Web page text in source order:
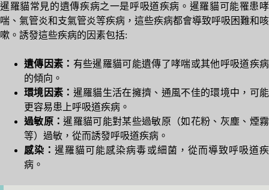
暹羅貓常見的遺傳疾病之一是呼吸道疾病。暹羅貓可能罹患哮
喘、氣管炎和支氣管炎等疾病，這些疾病都會導致呼吸困難和咳
嗽。誘發這些疾病的因素包括:
遺傳因素： 有些暹羅貓可能遺傳了哮喘或其他呼吸道疾病
的傾向。
環境因素： 暹羅貓生活在擁擠、通風不佳的環境中，可能
更容易患上呼吸道疾病。
過敏原：暹羅貓可能對某些過敏原（如花粉、灰塵、煙霧
等）過敏，從而誘發呼吸道疾病。
感染：暹羅貓可能感染病毒或細菌，從而導致呼吸道疾
病。